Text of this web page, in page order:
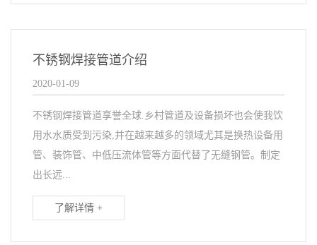
不锈钢焊接管道介绍
2020-01-09
不锈钢焊接管道享誉全球.乡村管道及设备损坏也会使我饮
用水水质受到污染,并在越来越多的领域尤其是换热设备用
管、装饰管、中低压流体管等方面代替了无缝钢管。制定
出长远...
了解详情 +